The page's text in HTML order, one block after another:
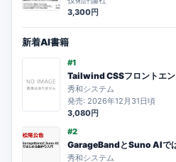
3,300円
新着AI書籍
#1
Tailwind CSSフロントエ
秀和システム
発売: 2026年12月31日頃
3,080円
#2
GarageBandとSuno AIで
秀和システム